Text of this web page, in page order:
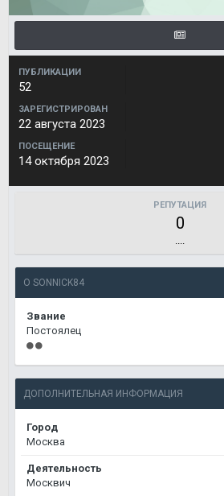
ПУБЛИКАЦИИ
52
ЗАРЕГИСТРИРОВАН
22 августа 2023
ПОСЕЩЕНИЕ
14 октября 2023
РЕПУТАЦИЯ
0
....
О SONNICK84
Звание
Постоялец
ДОПОЛНИТЕЛЬНАЯ ИНФОРМАЦИЯ
Город
Москва
Деятельность
Москвич